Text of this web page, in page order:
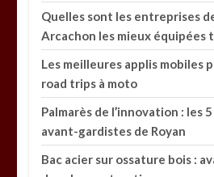
Quelles sont les entreprises
Arcachon les mieux équipées
Les meilleures applis mobiles
road trips à moto
Palmarès de l’innovation : les
avant-gardistes de Royan
Bac acier sur ossature bois :